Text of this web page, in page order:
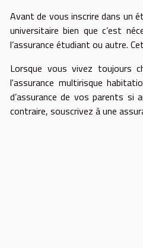
Avant de vous inscrire dans un
universitaire bien que c’est
l’assurance étudiant ou autre.
Lorsque vous vivez toujours
l'assurance multirisque
d’assurance de vos parents
contraire, souscrivez à une